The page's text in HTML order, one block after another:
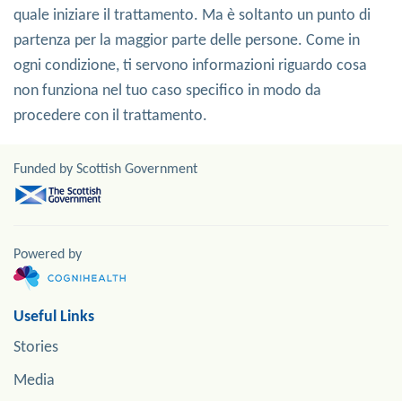
quale iniziare il trattamento. Ma è soltanto un punto di
partenza per la maggior parte delle persone. Come in
ogni condizione, ti servono informazioni riguardo cosa
non funziona nel tuo caso specifico in modo da
procedere con il trattamento.
Funded by Scottish Government
Powered by
Useful Links
Stories
Media